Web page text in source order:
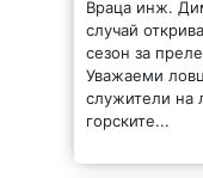
Враца инж.
случай
сезон за
Уважаеми
служители на
горските...